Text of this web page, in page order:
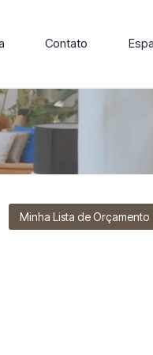
Contato
de cadeiras,
Minha Lista de Orçamento